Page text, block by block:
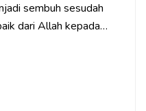
sembuh sesudah
dari Allah kepada…